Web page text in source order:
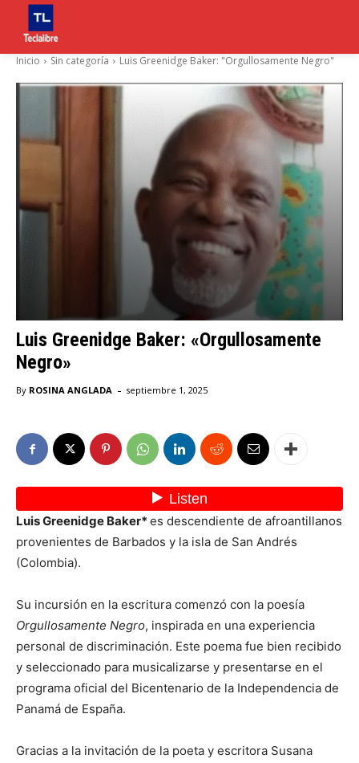
Inicio Sin categoría Luis Greenidge Baker: "Orgullosamente Negro"
Luis Greenidge Baker: «Orgullosamente
Negro»
By ROSINA ANGLADA - septiembre 1, 2025
Luis Greenidge Baker* es descendiente de afroantillanos
provenientes de Barbados y la isla de San Andrés
(Colombia).
Su incursión en la escritura comenzó con la poesía
Orgullosamente Negro, inspirada en una experiencia
personal de discriminación. Este poema fue bien recibido
y seleccionado para musicalizarse y presentarse en el
programa oficial del Bicentenario de la Independencia de
Panamá de España.
Gracias a la invitación de la poeta y escritora Susana